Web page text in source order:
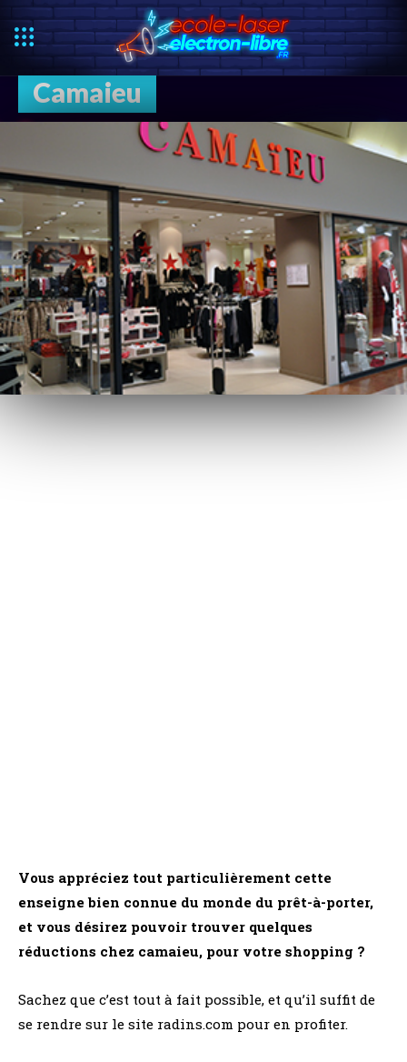
Camaieu
Vous appréciez tout particulièrement cette
enseigne bien connue du monde du prêt-à-porter,
et vous désirez pouvoir trouver quelques
réductions chez camaieu, pour votre shopping ?
Sachez que c’est tout à fait possible, et qu’il suffit de
se rendre sur le site radins.com pour en profiter.